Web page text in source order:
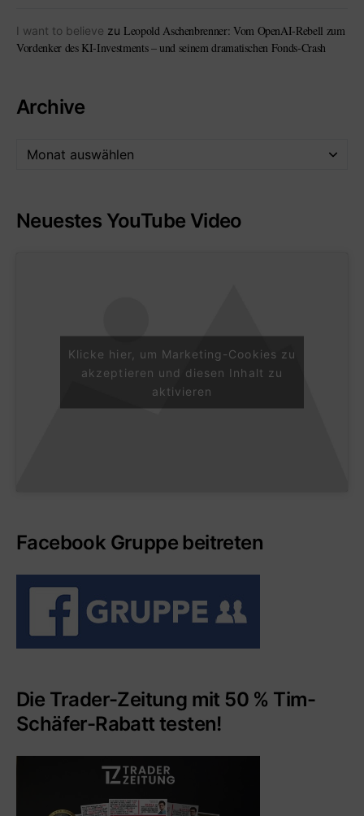
I want to believe zu Leopold Aschenbrenner: Vom OpenAI-Rebell zum
Vordenker des KI-Investments – und seinem dramatischen Fonds-Crash
Archive
Neuestes YouTube Video
Klicke hier, um Marketing-Cookies zu
akzeptieren und diesen Inhalt zu
aktivieren
Facebook Gruppe beitreten
Die Trader-Zeitung mit 50 % Tim-
Schäfer-Rabatt testen!